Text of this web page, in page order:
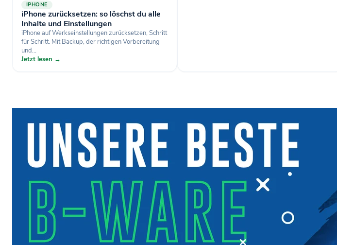
IPHONE
iPhone zurücksetzen: so löschst du alle
Inhalte und Einstellungen
iPhone auf Werkseinstellungen zurücksetzen, Schritt
für Schritt. Mit Backup, der richtigen Vorbereitung
und...
Jetzt lesen →